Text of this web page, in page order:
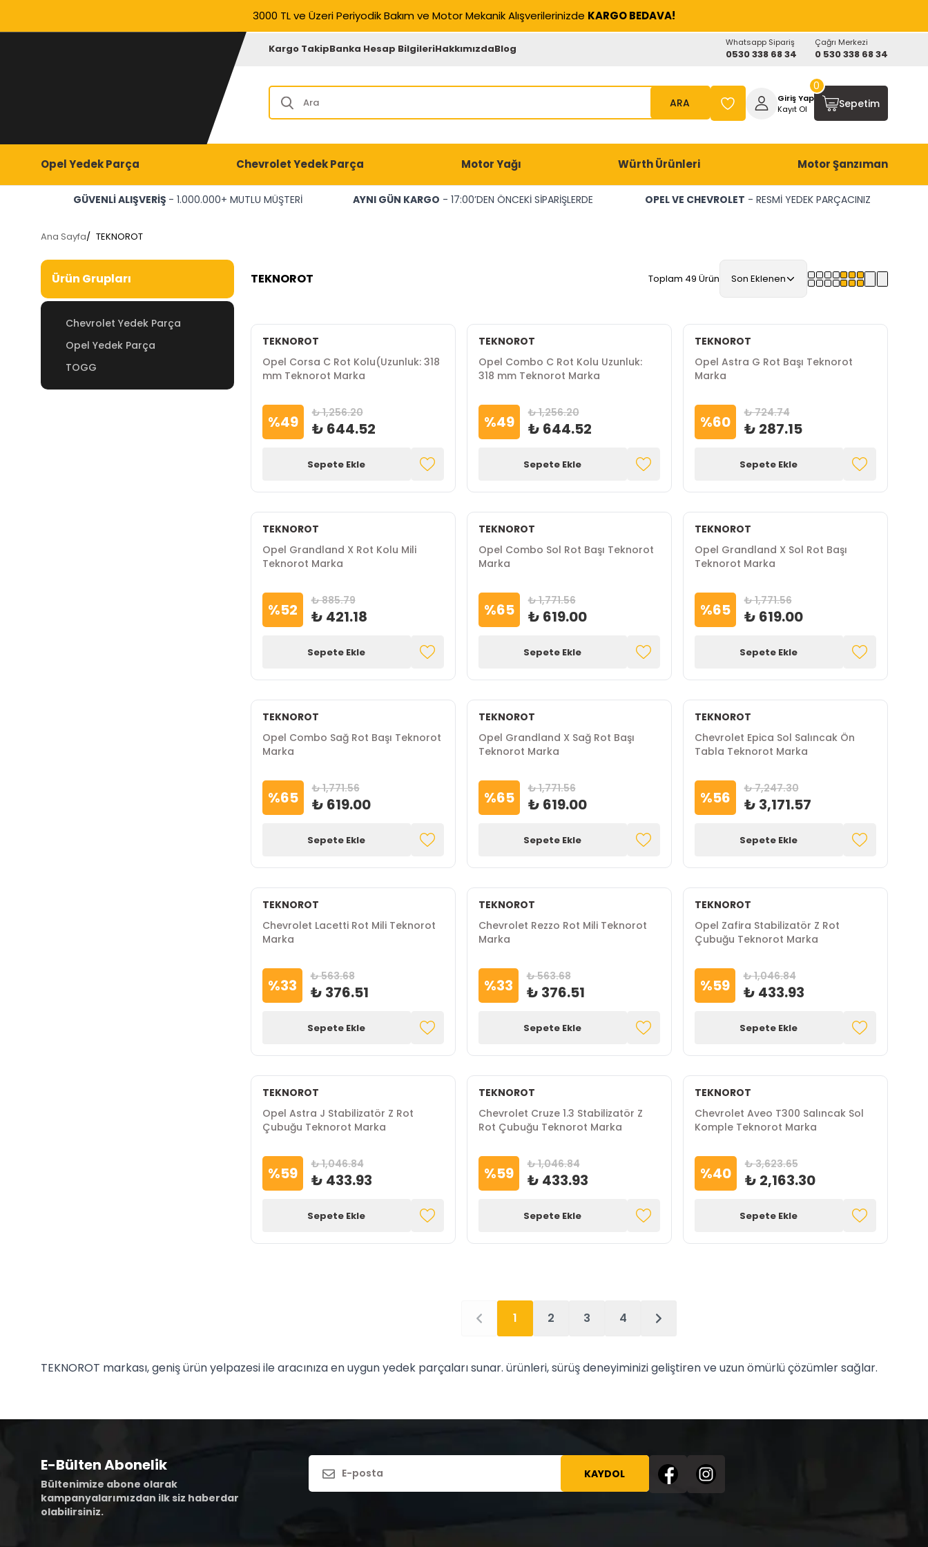
3000 TL ve Üzeri Periyodik Bakım ve Motor Mekanik Alışverilerinizde KARGO BEDAVA!
Kargo TakipBanka Hesap BilgileriHakkımızdaBlog Whatsapp Sipariş
0530 338 68 34
Çağrı Merkezi
0 530 338 68 34
ARA
Giriş Yap
Kayıt Ol
Sepetim
0
Opel Yedek Parça Chevrolet Yedek Parça Motor Yağı Würth Ürünleri Motor Şanzıman
GÜVENLİ ALIŞVERİŞ - 1.000.000+ MUTLU MÜŞTERİ AYNI GÜN KARGO - 17:00’DEN ÖNCEKİ SİPARİŞLERDE OPEL VE CHEVROLET - RESMİ YEDEK PARÇACINIZ
Ana Sayfa/ TEKNOROT
Ürün Grupları
Chevrolet Yedek Parça
Opel Yedek Parça
TOGG
TEKNOROT Toplam 49 Ürün Son Eklenen
TEKNOROT
Opel Corsa C Rot Kolu(Uzunluk: 318
mm Teknorot Marka
%49 ₺ 1,256.20
₺ 644.52
Sepete Ekle
TEKNOROT
Opel Combo C Rot Kolu Uzunluk:
318 mm Teknorot Marka
%49 ₺ 1,256.20
₺ 644.52
Sepete Ekle
TEKNOROT
Opel Astra G Rot Başı Teknorot
Marka
%60 ₺ 724.74
₺ 287.15
Sepete Ekle
TEKNOROT
Opel Grandland X Rot Kolu Mili
Teknorot Marka
%52 ₺ 885.79
₺ 421.18
Sepete Ekle
TEKNOROT
Opel Combo Sol Rot Başı Teknorot
Marka
%65 ₺ 1,771.56
₺ 619.00
Sepete Ekle
TEKNOROT
Opel Grandland X Sol Rot Başı
Teknorot Marka
%65 ₺ 1,771.56
₺ 619.00
Sepete Ekle
TEKNOROT
Opel Combo Sağ Rot Başı Teknorot
Marka
%65 ₺ 1,771.56
₺ 619.00
Sepete Ekle
TEKNOROT
Opel Grandland X Sağ Rot Başı
Teknorot Marka
%65 ₺ 1,771.56
₺ 619.00
Sepete Ekle
TEKNOROT
Chevrolet Epica Sol Salıncak Ön
Tabla Teknorot Marka
%56 ₺ 7,247.30
₺ 3,171.57
Sepete Ekle
TEKNOROT
Chevrolet Lacetti Rot Mili Teknorot
Marka
%33 ₺ 563.68
₺ 376.51
Sepete Ekle
TEKNOROT
Chevrolet Rezzo Rot Mili Teknorot
Marka
%33 ₺ 563.68
₺ 376.51
Sepete Ekle
TEKNOROT
Opel Zafira Stabilizatör Z Rot
Çubuğu Teknorot Marka
%59 ₺ 1,046.84
₺ 433.93
Sepete Ekle
TEKNOROT
Opel Astra J Stabilizatör Z Rot
Çubuğu Teknorot Marka
%59 ₺ 1,046.84
₺ 433.93
Sepete Ekle
TEKNOROT
Chevrolet Cruze 1.3 Stabilizatör Z
Rot Çubuğu Teknorot Marka
%59 ₺ 1,046.84
₺ 433.93
Sepete Ekle
TEKNOROT
Chevrolet Aveo T300 Salıncak Sol
Komple Teknorot Marka
%40 ₺ 3,623.65
₺ 2,163.30
Sepete Ekle
1 2 3 4
TEKNOROT markası, geniş ürün yelpazesi ile aracınıza en uygun yedek parçaları sunar. ürünleri, sürüş deneyiminizi geliştiren ve uzun ömürlü çözümler sağlar.
E-Bülten Abonelik
Bültenimize abone olarak
kampanyalarımızdan ilk siz haberdar
olabilirsiniz.
KAYDOL